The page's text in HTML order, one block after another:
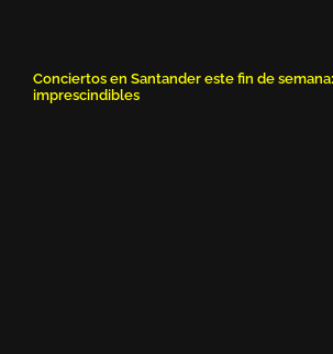
Conciertos en Santander este fin de
imprescindibles